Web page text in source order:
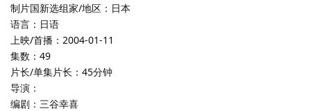
制片国新选组家/地区：日本
语言：日语
上映/首播：2004-01-11
集数：49
片长/单集片长：45分钟
导演：
编剧：三谷幸喜